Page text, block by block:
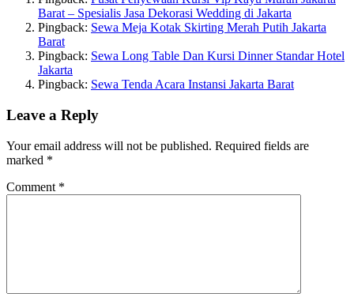
Barat – Spesialis Jasa Dekorasi Wedding di Jakarta
Pingback: Sewa Meja Kotak Skirting Merah Putih Jakarta
Barat
Pingback: Sewa Long Table Dan Kursi Dinner Standar Hotel
Jakarta
Pingback: Sewa Tenda Acara Instansi Jakarta Barat
Leave a Reply
Your email address will not be published. Required fields are
marked *
Comment *